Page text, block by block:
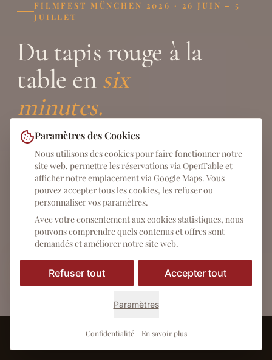
Paramètres des Cookies
Nous utilisons des cookies pour faire fonctionner notre
site web, permettre les réservations via OpenTable et
afficher notre emplacement via Google Maps. Vous
pouvez accepter tous les cookies, les refuser ou
personnaliser vos paramètres.
Avec votre consentement aux cookies statistiques, nous
pouvons comprendre quels contenus et offres sont
demandés et améliorer notre site web.
Refuser tout Accepter tout
Paramètres
Confidentialité En savoir plus
FILMFEST MÜNCHEN 2026 · 26 JUIN – 5
JUILLET
Du tapis rouge à la
table en six
minutes.
Tandis que le centre du festival vibre au coin de la
rue, le STORIA est votre scène pour la soirée d'après
: dîners de première, réceptions distributeurs,
soirées cast & crew et networking professionnel.
Cuisine maison, terrasse couverte, tout d'une seule
main — au cœur de la Maxvorstadt.
Réserver la disponibilité →
Ce que nous organisons